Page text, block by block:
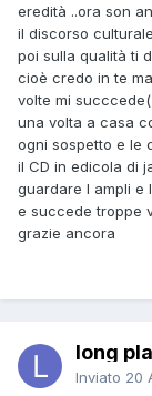
eredità ..ora son
il discorso
poi sulla qualità ti
cioè credo in te
volte mi
una volta a casa
ogni sospetto e le
il CD in edicola di
guardare l ampli e
e succede troppe
grazie ancora
long
Inviato 20